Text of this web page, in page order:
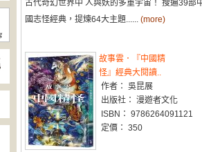
古代奇幻世界中 人與妖的多重宇宙！ 搜遍39部
國志怪經典，提煉64大主題...... (more)
故事雲．『中國精
怪』經典大閱讀..
作者： 吳昆展
出版社： 漫遊者文化
ISBN： 9786264091121
定價： 350